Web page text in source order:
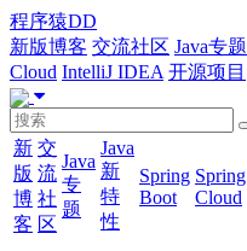
程序猿DD
新版博客 交流社区 Java专题
Cloud IntelliJ IDEA 开源项目
新
版
博
客
交
流
社
区
Java
专
题
Java
新
特
性
Spring
Boot
Spring
Cloud